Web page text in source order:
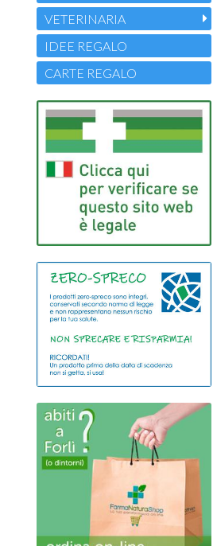
VETERINARIA
IDEE REGALO
CARTE REGALO